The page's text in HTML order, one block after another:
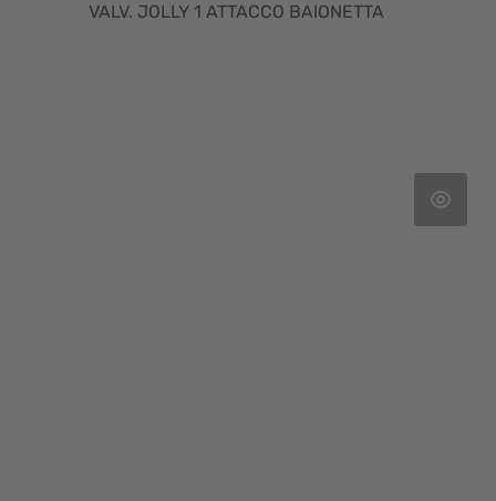
VALV. JOLLY 1 ATTACCO BAIONETTA